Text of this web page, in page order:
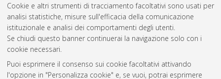
Cookie e altri strumenti di tracciamento facoltativi sono usati per
analisi statistiche, misure sull'efficacia della comunicazione
istituzionale e analisi dei comportamenti degli utenti.
Se chiudi questo banner continuerai la navigazione solo con i
cookie necessari.
Puoi esprimere il consenso sui cookie facoltativi attivando
l'opzione in "Personalizza cookie" e, se vuoi, potrai esprimere
Questa lista e' stata generata il Wed Aug 5 20:48:07 2026
Atom
Rss 1.0